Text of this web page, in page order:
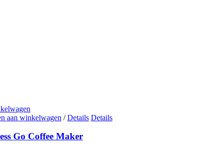
aan winkelwagen / Details Details
Go Coffee Maker